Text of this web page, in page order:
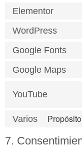
Elementor
WordPress
Google Fonts
Google Maps
YouTube
Varios
7.